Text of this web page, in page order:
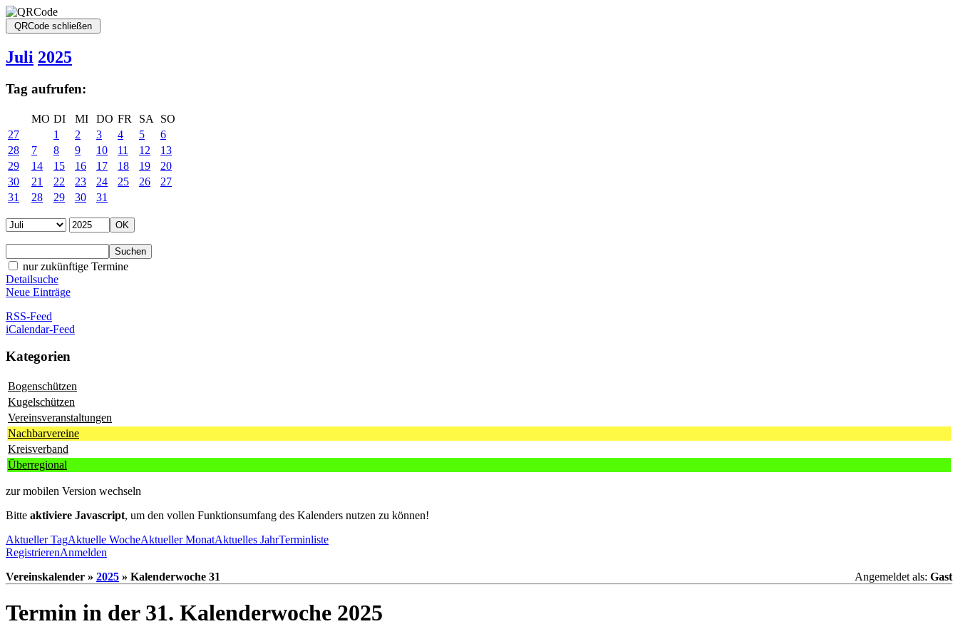
Juli 2025
Tag aufrufen:
MO DI MI DO FR SA
SO
27
1 2 3 4 5
6
28
7 8 9 10 11 12
13
29
14 15 16 17 18 19
20
30
21 22 23 24 25 26
27
31
28 29 30 31
nur zukünftige Termine
Detailsuche
Neue Einträge
RSS-Feed
iCalendar-Feed
Kategorien
Bogenschützen
Kugelschützen
Vereinsveranstaltungen
Nachbarvereine
Kreisverband
Überregional
zur mobilen Version wechseln
Bitte aktiviere Javascript, um den vollen Funktionsumfang des Kalenders nutzen zu können!
Aktueller TagAktuelle WocheAktueller MonatAktuelles JahrTerminliste
RegistrierenAnmelden
Vereinskalender » 2025 » Kalenderwoche 31 Angemeldet als: Gast
Termin in der 31. Kalenderwoche 2025